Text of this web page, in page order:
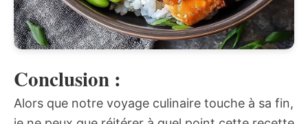
Conclusion :
Alors que notre voyage culinaire touche à sa fin,